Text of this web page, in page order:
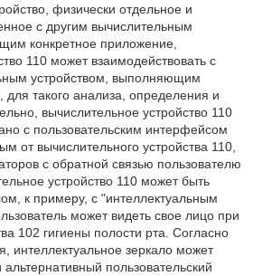
физически отдельное и
с другим вычислительным
конкретное приложение,
110 может взаимодействовать с
устройством, выполняющим
для такого анализа, определения и
вычислительное устройство 110
с пользовательским интерфейсом
от вычислительного устройства 110,
с обратной связью пользователю
устройство 110 может быть
к примеру, с "интеллектуальным
может видеть свое лицо при
102 гигиены полости рта. Согласно
интеллектуальное зеркало может
пользовательский